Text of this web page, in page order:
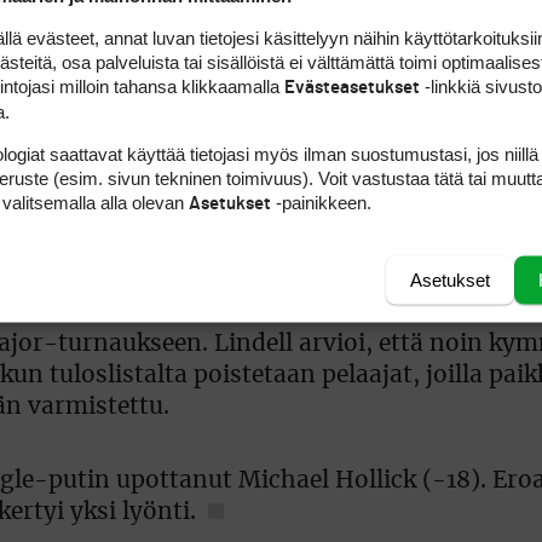
loppukierroksella vankkaa taistelutahtoa.
sisään. Pisimmät olivat kuusimetrisiä”,
täysin menneet. Seuraava mahdollisus
yhteiskilpailussa Scottish Openissa,
turnaukseen. Lindell arvioi, että noin
tuloslistalta poistetaan pelaajat, joilla
varmistettu.
putin upottanut Michael Hollick (-18).
yksi lyönti.
evästeet, annat luvan tietojesi käsittelyyn näihin
osa palveluista tai sisällöistä ei välttämättä toimi
milloin tahansa klikkaamalla Evästeasetukset -linkkiä
saattavat käyttää tietojasi myös ilman suostumustasi, jos
(esim. sivun tekninen toimivuus). Voit vastustaa tätä tai
alla olevan Asetukset -painikkeen.
Asetukset